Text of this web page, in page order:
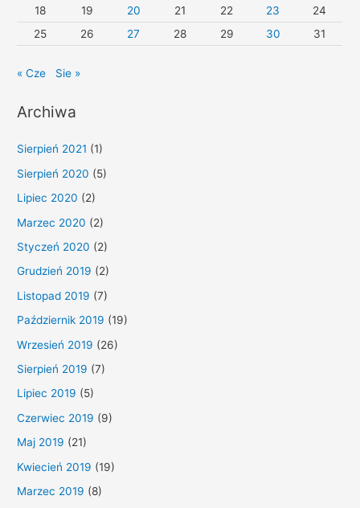
18
19 20 21 22 23
24
25
26 27 28 29 30 31
« Cze Sie »
Archiwa
Sierpień 2021 (1)
Sierpień 2020 (5)
Lipiec 2020 (2)
Marzec 2020 (2)
Styczeń 2020 (2)
Grudzień 2019 (2)
Listopad 2019 (7)
Październik 2019 (19)
Wrzesień 2019 (26)
Sierpień 2019 (7)
Lipiec 2019 (5)
Czerwiec 2019 (9)
Maj 2019 (21)
Kwiecień 2019 (19)
Marzec 2019 (8)